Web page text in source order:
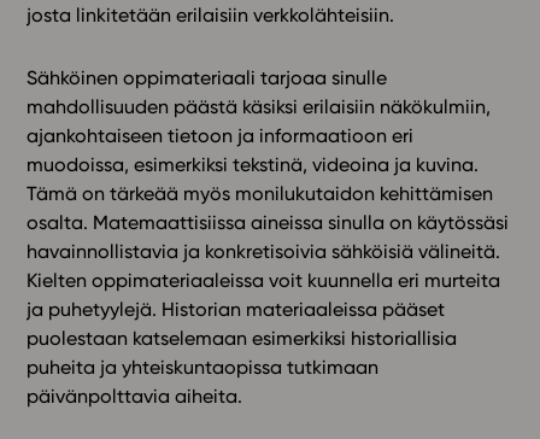
In English
josta linkitetään erilaisiin verkkolähteisiin.
Sähköinen oppimateriaali tarjoaa sinulle
mahdollisuuden päästä käsiksi erilaisiin näkökulmiin,
ajankohtaiseen tietoon ja informaatioon eri
muodoissa, esimerkiksi tekstinä, videoina ja kuvina.
Tämä on tärkeää myös monilukutaidon kehittämisen
osalta. Matemaattisiissa aineissa sinulla on käytössäsi
havainnollistavia ja konkretisoivia sähköisiä välineitä.
Kielten oppimateriaaleissa voit kuunnella eri murteita
ja puhetyylejä. Historian materiaaleissa pääset
puolestaan katselemaan esimerkiksi historiallisia
puheita ja yhteiskuntaopissa tutkimaan
päivänpolttavia aiheita.